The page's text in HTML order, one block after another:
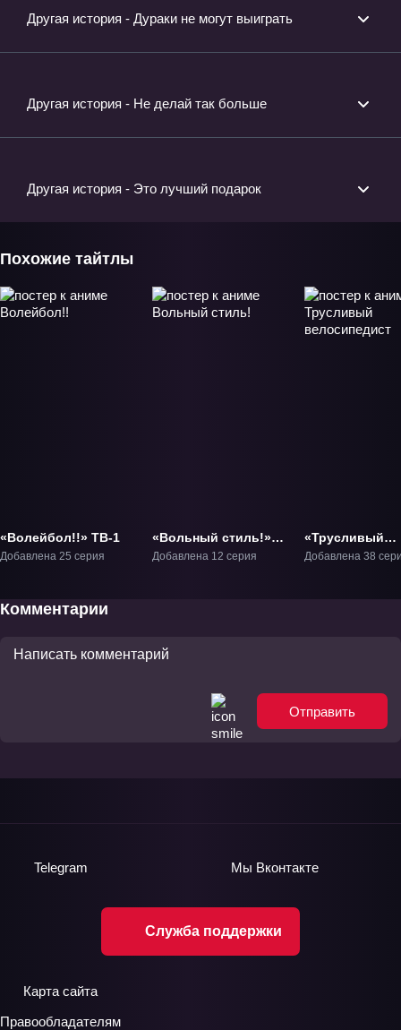
Другая история - Дураки не могут выиграть
Другая история - Не делай так больше
Другая история - Это лучший подарок
Похожие тайтлы
«Волейбол!!» ТВ-1
Добавлена 25 серия
«Вольный стиль!»
ТВ-1
Добавлена 12 серия
«Трусливый
Добавлена 38
Комментарии
Отправить
Служба поддержки
Telegram Мы Вконтакте
Карта сайта
Правообладателям